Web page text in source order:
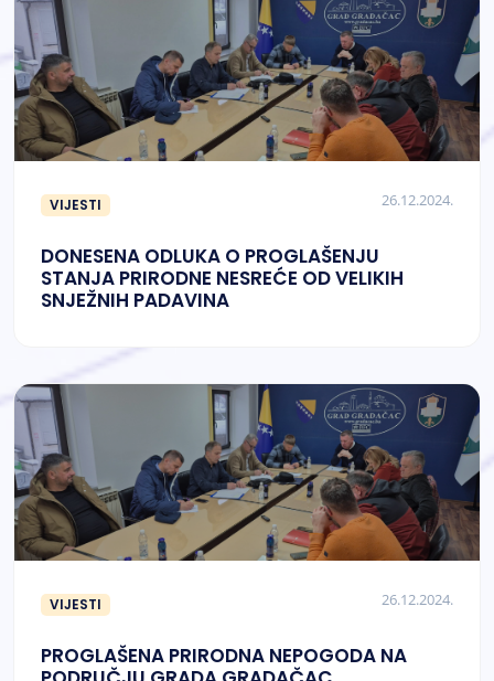
VIJESTI 26.12.2024.
DONESENA ODLUKA O PROGLAŠENJU
STANJA PRIRODNE NESREĆE OD VELIKIH
SNJEŽNIH PADAVINA
VIJESTI 26.12.2024.
PROGLAŠENA PRIRODNA NEPOGODA NA